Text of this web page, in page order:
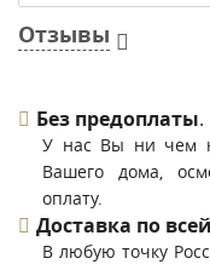
Отзывы
Без предоплаты.
У нас Вы ни чем
Вашего дома,
оплату.
Доставка по
В любую точку